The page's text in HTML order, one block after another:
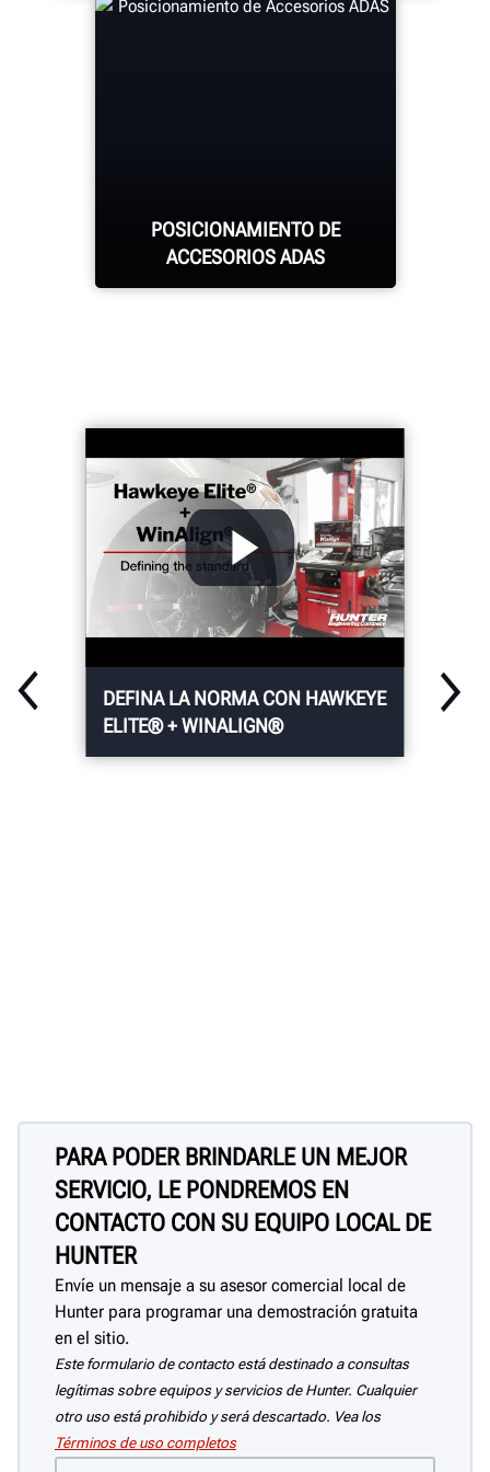
POSICIONAMIENTO DE
ACCESORIOS ADAS
posicionamiento de los
en el mercado mediante
el uso de cámaras
Hunter.
DEFINA LA NORMA CON HAWKEYE
ELITE® + WINALIGN®
PARA PODER BRINDARLE UN MEJOR
SERVICIO, LE PONDREMOS EN
CONTACTO CON SU EQUIPO LOCAL DE
HUNTER
Envíe un mensaje a su asesor comercial local de
Hunter para programar una demostración gratuita
en el sitio.
Este formulario de contacto está destinado a consultas
legítimas sobre equipos y servicios de Hunter. Cualquier
otro uso está prohibido y será descartado. Vea los
Términos de uso completos